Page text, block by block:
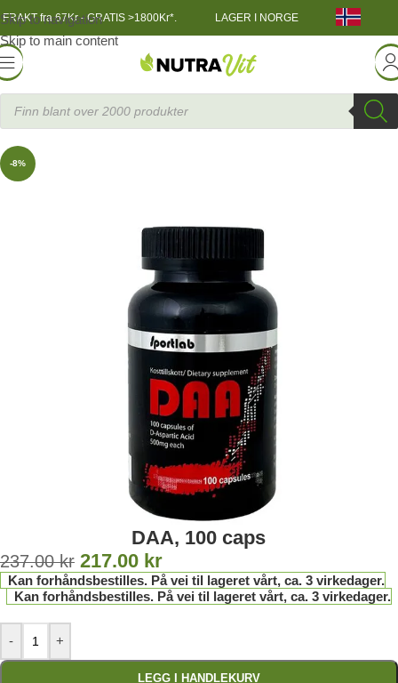
Skip to navigation
Skip to main content
FRAKT fra 67Kr - GRATIS >1800Kr*. LAGER I NORGE
TRENINGSNÆRING»DAA, 100 caps
-8%
DAA, 100 caps
237.00kr 217.00 kr
Kan forhåndsbestilles. På vei til lageret vårt, ca. 3 virkedager.
Kan forhåndsbestilles. På vei til lageret vårt, ca. 3 virkedager.
- +
LEGG I HANDLEKURV